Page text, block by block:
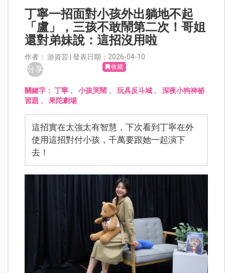
丁寧一招面對小孩外出躺地不起
「盧」，三孩不敢鬧第二次！哥姐
還對弟妹說：這招沒用啦
作者： 游資芸 | 發表日期：2026-04-10
分享 收藏
關鍵字：丁寧 、小孩哭鬧 、 玩具反斗城、 深夜小狗神祕
習題 、果陀劇場
這招實在太強太有智慧，下次看到丁寧在外
使用這招對付小孩，千萬要跟她一起演下
去！